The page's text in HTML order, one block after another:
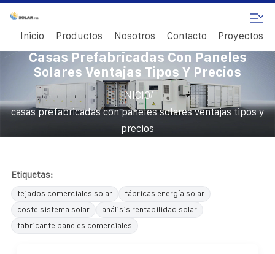
Inicio Productos Nosotros Contacto Proyectos
Casas Prefabricadas Con Paneles
Solares Ventajas Tipos Y Precios
INICIO/
casas prefabricadas con paneles solares ventajas tipos y
precios
Etiquetas:
tejados comerciales solar
fábricas energía solar
coste sistema solar
análisis rentabilidad solar
fabricante paneles comerciales